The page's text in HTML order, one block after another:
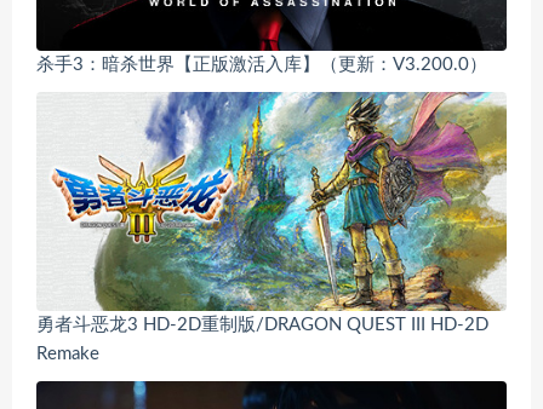
杀手3：暗杀世界【正版激活入库】（更新：V3.200.0）
勇者斗恶龙3 HD-2D重制版/DRAGON QUEST III HD-2D
Remake